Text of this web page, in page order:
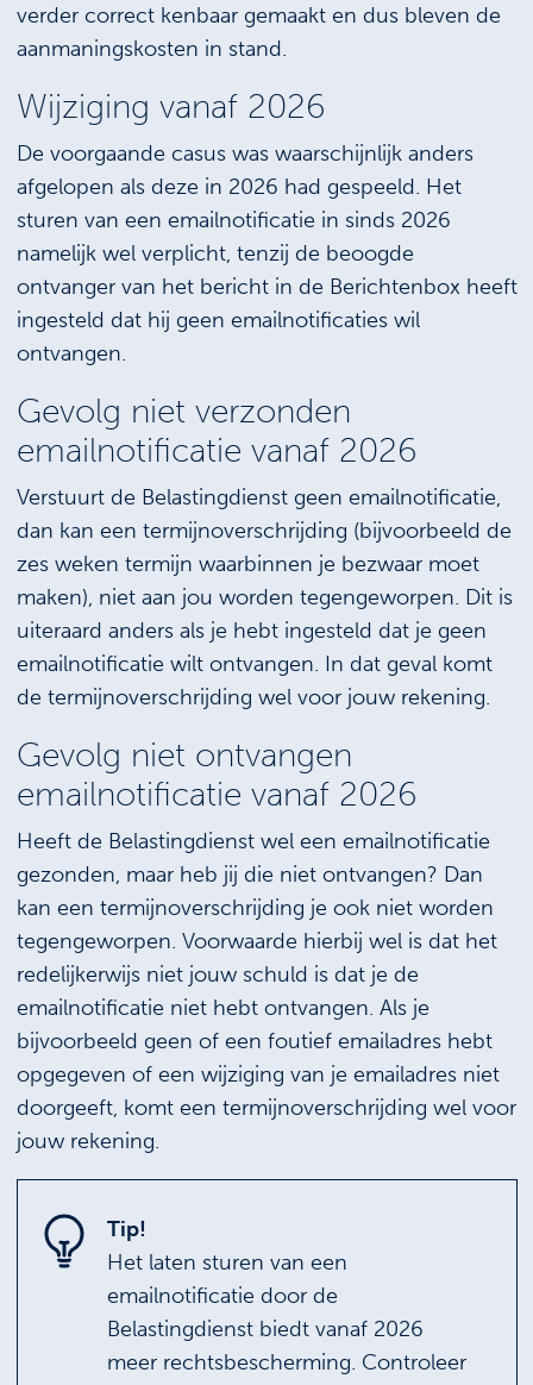
verder correct kenbaar gemaakt en dus bleven de
aanmaningskosten in stand.
Wijziging vanaf 2026
De voorgaande casus was waarschijnlijk anders
afgelopen als deze in 2026 had gespeeld. Het
sturen van een emailnotificatie in sinds 2026
namelijk wel verplicht, tenzij de beoogde
ontvanger van het bericht in de Berichtenbox heeft
ingesteld dat hij geen emailnotificaties wil
ontvangen.
Gevolg niet verzonden
emailnotificatie vanaf 2026
Verstuurt de Belastingdienst geen emailnotificatie,
dan kan een termijnoverschrijding (bijvoorbeeld de
zes weken termijn waarbinnen je bezwaar moet
maken), niet aan jou worden tegengeworpen. Dit is
uiteraard anders als je hebt ingesteld dat je geen
emailnotificatie wilt ontvangen. In dat geval komt
de termijnoverschrijding wel voor jouw rekening.
Gevolg niet ontvangen
emailnotificatie vanaf 2026
Heeft de Belastingdienst wel een emailnotificatie
gezonden, maar heb jij die niet ontvangen? Dan
kan een termijnoverschrijding je ook niet worden
tegengeworpen. Voorwaarde hierbij wel is dat het
redelijkerwijs niet jouw schuld is dat je de
emailnotificatie niet hebt ontvangen. Als je
bijvoorbeeld geen of een foutief emailadres hebt
opgegeven of een wijziging van je emailadres niet
doorgeeft, komt een termijnoverschrijding wel voor
jouw rekening.
Tip!
Het laten sturen van een
emailnotificatie door de
Belastingdienst biedt vanaf 2026
meer rechtsbescherming. Controleer